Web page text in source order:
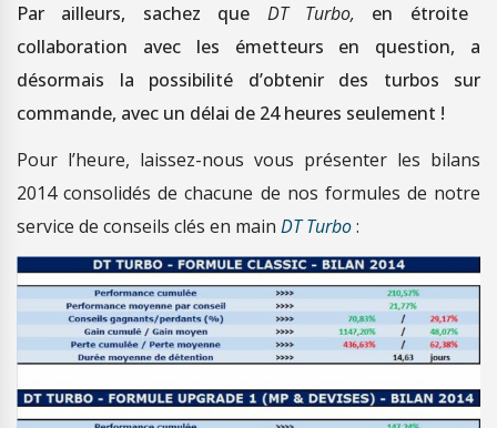
Par ailleurs, sachez que DT Turbo, en étroite
collaboration avec les émetteurs en question, a
désormais la possibilité d’obtenir des turbos sur
commande, avec un délai de 24 heures seulement !
Pour l’heure, laissez-nous vous présenter les bilans
2014 consolidés de chacune de nos formules de notre
service de conseils clés en main DT Turbo: